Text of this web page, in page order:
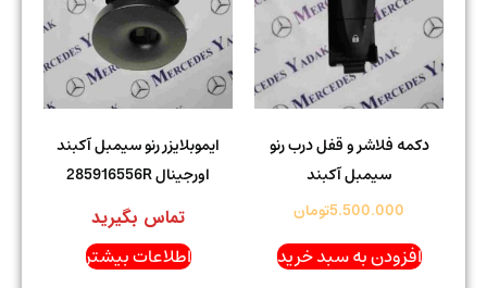
دکمه فلاشر و قفل درب رنو
سیمبل آکبند
5.500.000تومان
افزودن به سبد خرید
ایموبلایزر رنو سیمبل آکبند
اورجینال 285916556R
تماس بگیرید
اطلاعات بیشتر